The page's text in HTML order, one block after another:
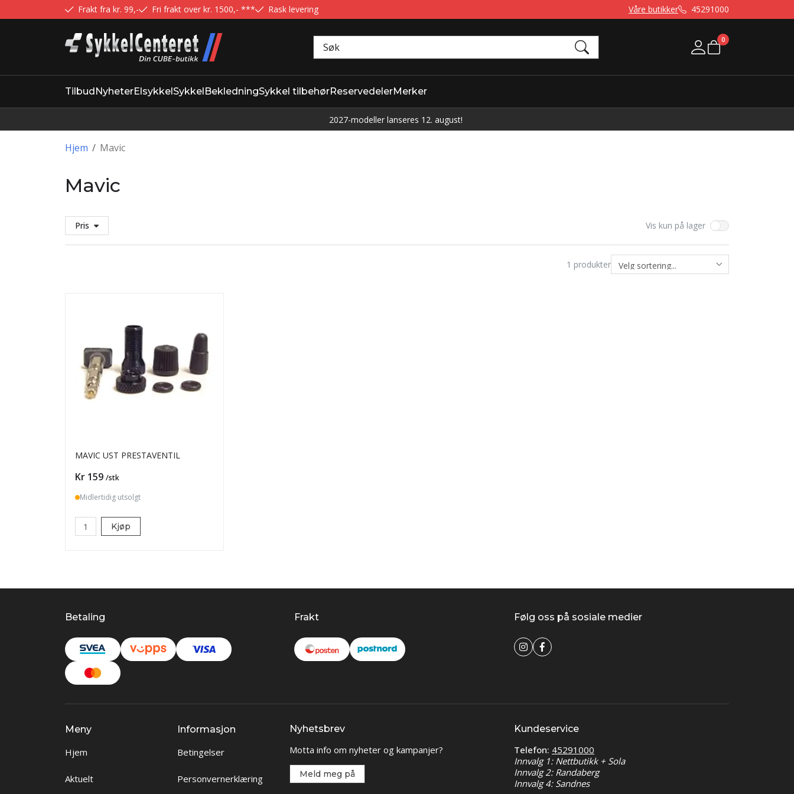
Frakt fra kr. 99,- Fri frakt over kr. 1500,- *** Rask levering Våre butikker 45291000
Mine sider
0
TilbudNyheterElsykkelSykkelBekledningSykkel tilbehørReservedelerMerker
2027-modeller lanseres 12. august!
/
Hjem Mavic
Mavic
Pris Vis kun på lager
1 produkter
MAVIC UST PRESTAVENTIL
Pris
Kr 159 /stk
Midlertidig utsolgt
Kjøp
Betaling Frakt Følg oss på sosiale medier
Meny
Hjem
Aktuelt
Informasjon
Betingelser
Personvernerklæring
Nyhetsbrev
Motta info om nyheter og kampanjer?
Meld meg på
Kundeservice
Telefon: 45291000
Innvalg 1: Nettbutikk + Sola
Innvalg 2: Randaberg
Innvalg 4: Sandnes